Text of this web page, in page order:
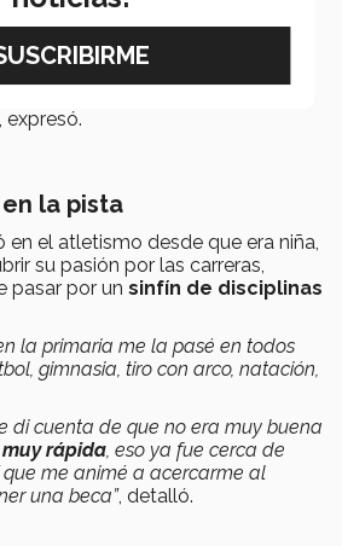
vamos representando a
apoyado desde el inicio de mi
, expresó.
la pista
en el atletismo desde que era niña,
su pasión por las carreras,
pasar por un sinfín de disciplinas
la primaria me la pasé en todos
gimnasia, tiro con arco, natación,
di cuenta de que no era muy buena
muy rápida, eso ya fue cerca de
me animé a acercarme al
una beca”, detalló.